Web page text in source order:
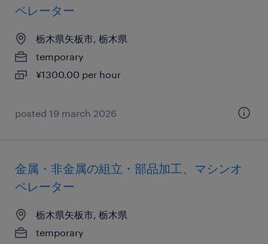
ペレーター
栃木県矢板市, 栃木県
temporary
¥1300.00 per hour
posted 19 march 2026
金属・非金属の組立・部品加工、マシンオ
ペレーター
栃木県矢板市, 栃木県
temporary